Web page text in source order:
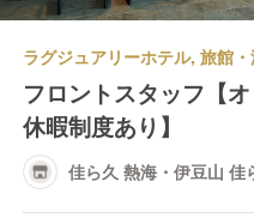
フロントスタッフ【
休暇制度あり】
佳ら久 熱海・伊豆山 佳